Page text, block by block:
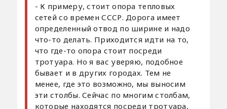
- К примеру, стоит опора тепловых
сетей со времен СССР. Дорога имеет
определенный отвод по ширине и надо
что-то делать. Приходится идти на то,
что где-то опора стоит посреди
тротуара. Но я вас уверяю, подобное
бывает и в других городах. Тем не
менее, где это возможно, мы выносим
эти столбы. Сейчас по многим столбам,
которые находятся посреди тротуара,